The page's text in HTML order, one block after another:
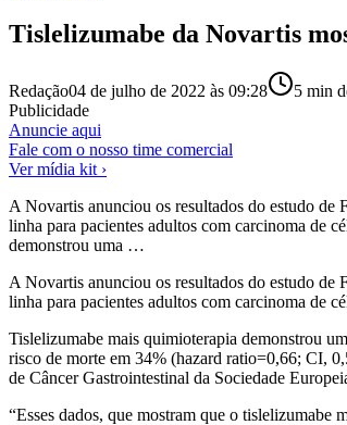
Tislelizumabe da Novartis
Redação04 de julho de 2022 às 09:28 5 min
Publicidade
Anuncie aqui
Fale com o nosso time comercial
Ver mídia kit ›
A Novartis anunciou os resultados do estudo
linha para pacientes adultos com carcinoma de
demonstrou uma …
A Novartis anunciou os resultados do estudo
linha para pacientes adultos com carcinoma de
Tislelizumabe mais quimioterapia demonstrou
risco de morte em 34% (hazard ratio=0,66; CI,
de Câncer Gastrointestinal da Sociedade
“Esses dados, que mostram que o tislelizumabe